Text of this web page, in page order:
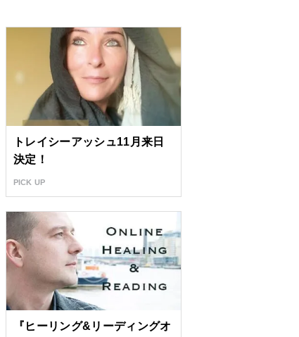
トレイシーアッシュ11月来日
決定！
PICK UP
『ヒーリング&リーディングオ